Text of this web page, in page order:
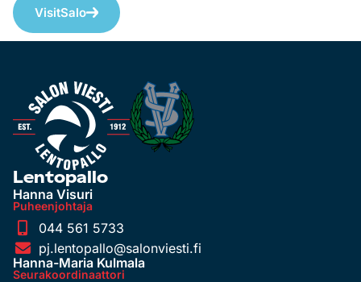
VisitSalo
Lentopallo
Hanna Visuri
Puheenjohtaja
044 561 5733
pj.lentopallo@salonviesti.fi
Hanna-Maria Kulmala
Seurakoordinaattori